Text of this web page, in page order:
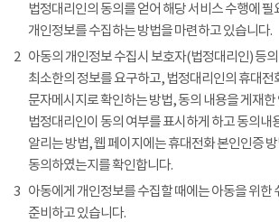
법정대리인의 동의를 얻어 해당 서비스 수행에 필
개인정보를 수집하는 방법을 마련하고 있습니다.
2 아동의 개인정보 수집시 보호자(법정대리인) 등의
최소한의 정보를 요구하고, 법정대리인의 휴대전
문자메시지로 확인하는 방법, 동의 내용을 게재한
법정대리인이 동의 여부를 표시하게 하고 동의내
알리는 방법, 웹 페이지에는 휴대전화 본인인증
동의하였는지를 확인합니다.
3 아동에게 개인정보를 수집할 때에는 아동을 위한
준비하고 있습니다.